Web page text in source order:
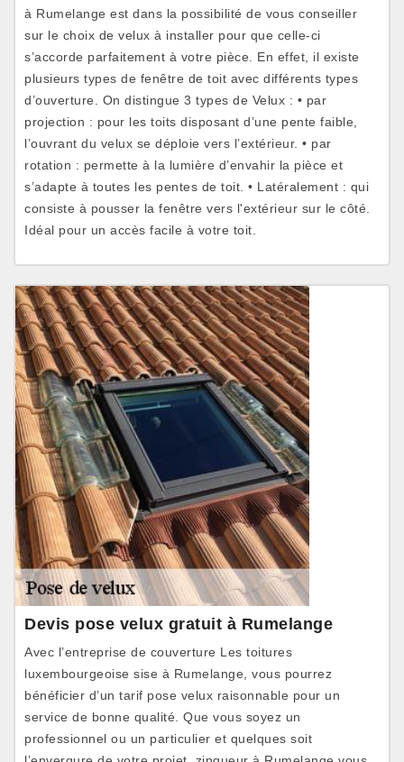
à Rumelange est dans la possibilité de vous conseiller
sur le choix de velux à installer pour que celle-ci
s’accorde parfaitement à votre pièce. En effet, il existe
plusieurs types de fenêtre de toit avec différents types
d’ouverture. On distingue 3 types de Velux : • par
projection : pour les toits disposant d’une pente faible,
l’ouvrant du velux se déploie vers l’extérieur. • par
rotation : permette à la lumière d’envahir la pièce et
s’adapte à toutes les pentes de toit. • Latéralement : qui
consiste à pousser la fenêtre vers l'extérieur sur le côté.
Idéal pour un accès facile à votre toit.
Devis pose velux gratuit à Rumelange
Avec l’entreprise de couverture Les toitures
luxembourgeoise sise à Rumelange, vous pourrez
bénéficier d’un tarif pose velux raisonnable pour un
service de bonne qualité. Que vous soyez un
professionnel ou un particulier et quelques soit